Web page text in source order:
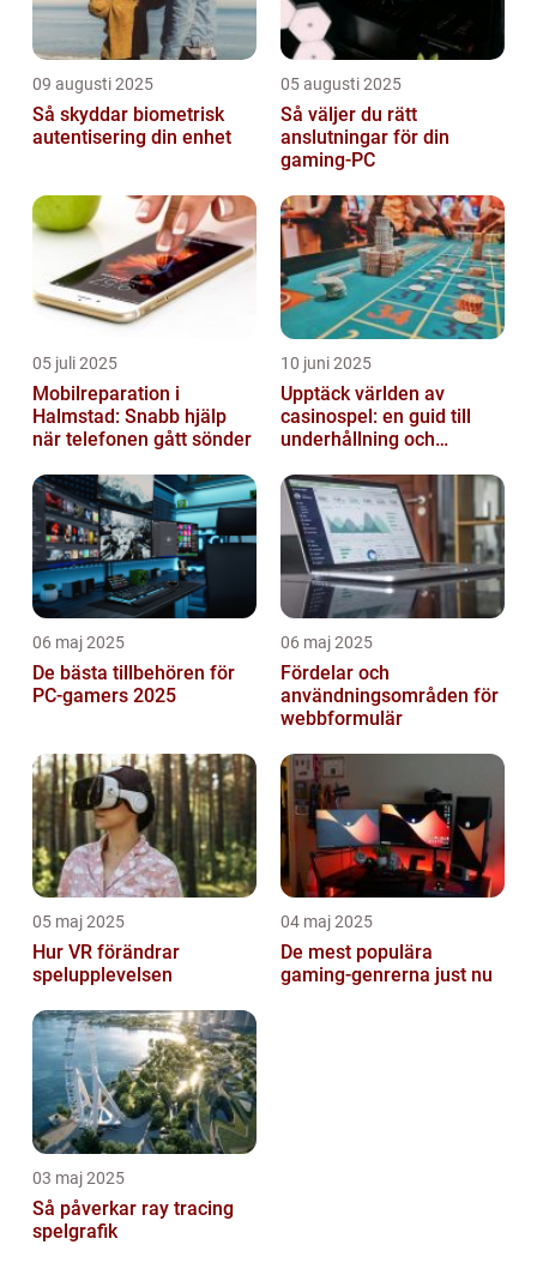
09 augusti 2025
Så skyddar biometrisk
autentisering din enhet
05 augusti 2025
Så väljer du rätt
anslutningar för din
gaming-PC
05 juli 2025
Mobilreparation i
Halmstad: Snabb hjälp
när telefonen gått sönder
10 juni 2025
Upptäck världen av
casinospel: en guid till
underhållning och
06 maj 2025
De bästa tillbehören för
PC-gamers 2025
06 maj 2025
Fördelar och
användningsområden för
webbformulär
05 maj 2025
Hur VR förändrar
spelupplevelsen
04 maj 2025
De mest populära
gaming-genrerna just nu
03 maj 2025
Så påverkar ray tracing
spelgrafik